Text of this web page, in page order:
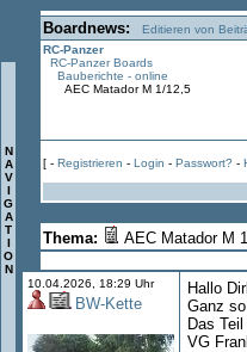
N
A
V
I
G
A
T
I
O
N
Boardnews:
Editieren von
RC-Panzer
RC-Panzer Boards
Bauberichte - online
AEC Matador M 1/12,5
[ - Registrieren - Login - Passwort? -
Thema: AEC Matador M
10.04.2026, 18:29 Uhr
BW-Kette
Hallo
Ganz
Das
VG